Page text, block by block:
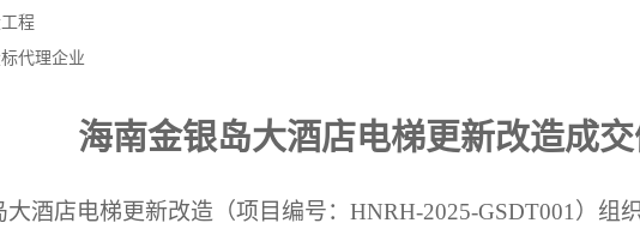
程
代理企业
海南金银岛大酒店电梯更新改造成
酒店电梯更新改造（项目编号： HNRH-2025-GSDT001）组